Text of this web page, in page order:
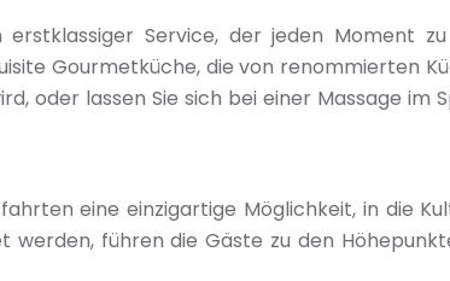
Service, der jeden Moment zu
Gourmetküche, die von renommierten
oder lassen Sie sich bei einer Massage im
eine einzigartige Möglichkeit, in die
werden, führen die Gäste zu den